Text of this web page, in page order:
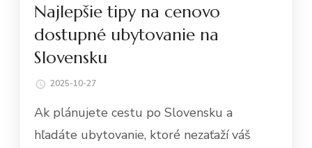
Najlepšie tipy na cenovo
dostupné ubytovanie na
Slovensku
2025-10-27
Ak plánujete cestu po Slovensku a
hľadáte ubytovanie, ktoré nezaťaží váš